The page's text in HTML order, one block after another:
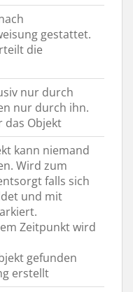
gestattet.
die
nur durch
nur durch ihn.
das Objekt
kann niemand
Wird zum
falls sich
und mit
Zeitpunkt wird
gefunden
erstellt